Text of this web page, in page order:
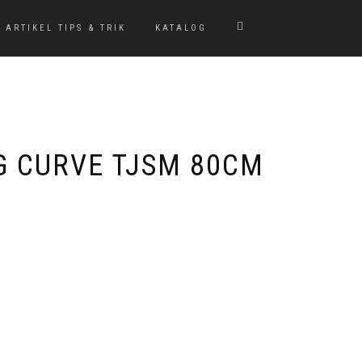
ARTIKEL TIPS & TRIK KATALOG
CURVE TJSM 80CM